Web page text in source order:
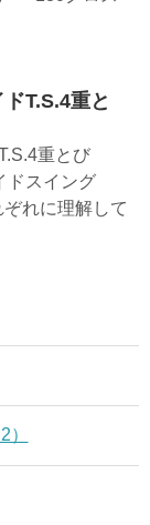
T.S.4重と
重とび
ドスイング
ぞれに理解して